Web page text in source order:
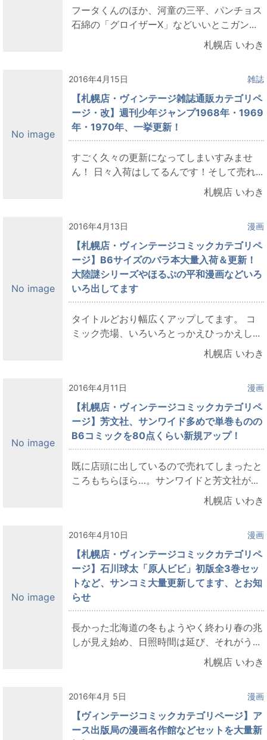
フータくんのほか、河童の三平、パンチョス
石綿の「グロイザーX」などいいとこガン...
札幌店 いわき
No image
2016年4月15日 雑誌
【札幌店・ヴィンテージ雑誌通販カテゴリペ
ージ・改】週刊少年ジャンプ1968年・1969
年・1970年、一挙更新！
すごく久々の更新になってしまいすみませ
ん！ 日々入荷はしてるんです！そして売れ...
札幌店 いわき
No image
2016年4月13日 漫画
【札幌店・ヴィンテージコミックカテゴリペ
ージ】B6サイズのバラ本大量入荷＆更新！
大陸謎シリーズやほるぷの平和漫画などいろ
いろ出してます
タイトルどおり幅広くアップしてます。 コ
ミック売場、いろいろとっかえひっかえし...
札幌店 いわき
No image
2016年4月11日 漫画
【札幌店・ヴィンテージコミックカテゴリペ
ージ】芳文社、サンワイド多めで単巻ものの
B6コミックを80点くらい新規アップ！
既に店頭に出しているので売れてしまったと
ころもちらほら…。サンワイドと芳文社が...
札幌店 いわき
No image
2016年4月10日 漫画
【札幌店・ヴィンテージコミックカテゴリペ
ージ】石川球太「原人ビビ」初版全3巻セッ
トなど、サンコミ大量更新してます、とお知
らせ
長かった北海道の冬もようやく終わり春の兆
しが見え始め、日照時間は延び、それがう...
札幌店 いわき
2016年4月 5日 漫画
【ヴィンテージコミックカテゴリページ】ア
ース出版局の漫画名作館などセットを大量新